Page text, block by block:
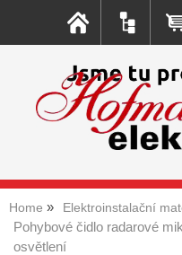
Home Elektroinstalační
Pohybové čidlo radarové
osvětlení